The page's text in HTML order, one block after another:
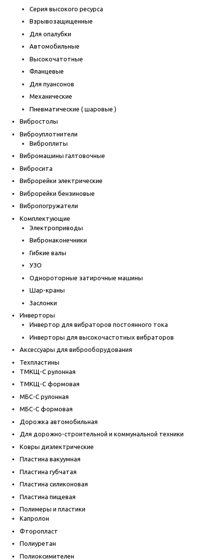
Серия высокого ресурса
Взрывозащищенные
Для опалубки
Автомобильные
Высокочатотные
Фланцевые
Для пуансонов
Механические
Пневматические ( шаровые )
Вибростолы
Виброуплотнители
Виброплиты
Вибромашины галтовочные
Вибросита
Виброрейки электрические
Виброрейки бензиновые
Вибропогружатели
Комплектующие
Электроприводы
Вибронаконечники
Гибкие валы
УЗО
Однороторные затирочные машины
Шар-краны
Заслонки
Инверторы
Инвертор для вибраторов постоянного тока
Инверторы для высокочастотных вибраторов
Аксессуары для виброоборудования
Техпластины
ТМКЩ-С рулонная
ТМКЩ-С формовая
МБС-С рулонная
МБС-С формовая
Дорожка автомобильная
Для дорожно-строительной и коммунальной техники
Ковры диэлектрические
Пластина вакуумная
Пластина губчатая
Пластина силиконовая
Пластина пищевая
Полимеры и пластики
Капролон
Фторопласт
Полиуретан
Полиоксимителен